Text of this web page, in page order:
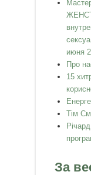
июня
Про
15
Тім
За